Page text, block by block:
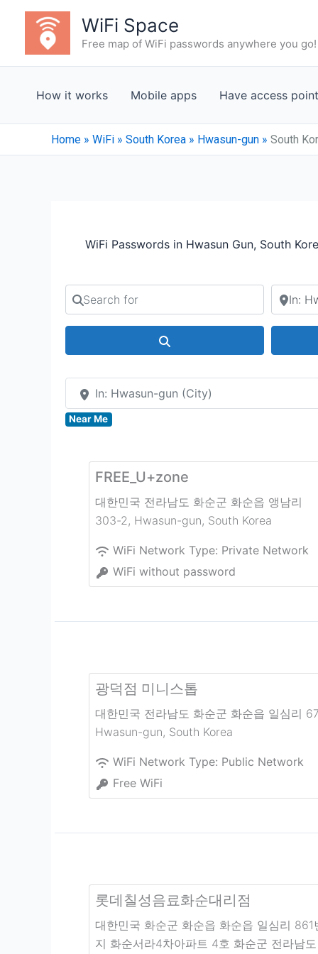
content
WiFi Space
Free map of WiFi passwords anywhere you go!
How it works Mobile apps Have access
Home » WiFi » South Korea » Hwasun-gun » South
WiFi Passwords in Hwasun Gun, South
Search for Search
In: Hwasun-gun (City)
Near Me
FREE_U+zone
대한민국 전라남도 화순군 화순읍 앵남리
303-2, Hwasun-gun, South Korea
WiFi Network Type: Private Network
WiFi without password
광덕점 미니스톱
대한민국 전라남도 화순군 화순읍 일심리
Hwasun-gun, South Korea
WiFi Network Type: Public Network
Free WiFi
롯데칠성음료화순대리점
대한민국 화순군 화순읍 화순읍 일심리 861
지 화순서라4차아파트 4호 화순군 전라남도